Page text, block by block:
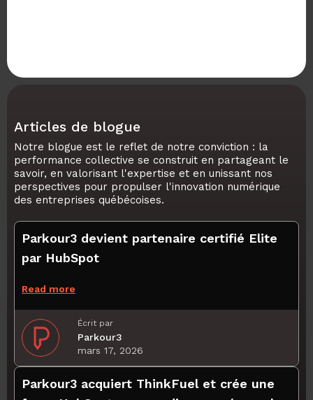
Articles de blogue
Notre blogue est le reflet de notre conviction : la
performance collective se construit en partageant le
savoir, en valorisant l'expertise et en unissant nos
perspectives pour propulser l'innovation numérique
des entreprises québécoises.
Parkour3 devient partenaire certifié Elite
par HubSpot
Read more
Écrit par
Parkour3
mars 17, 2026
Parkour3 acquiert ThinkFuel et crée une